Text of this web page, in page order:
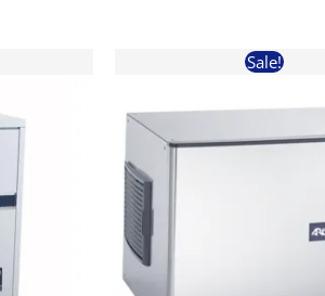
Sale!